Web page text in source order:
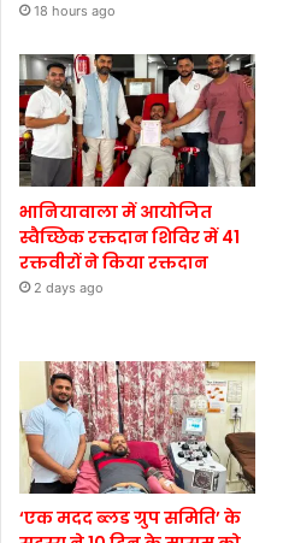
18 hours ago
भानियावाला में आयोजित
स्वैच्छिक रक्तदान शिविर में 41
रक्तवीरों ने किया रक्तदान
2 days ago
‘एक मदद ब्लड ग्रुप समिति’ के